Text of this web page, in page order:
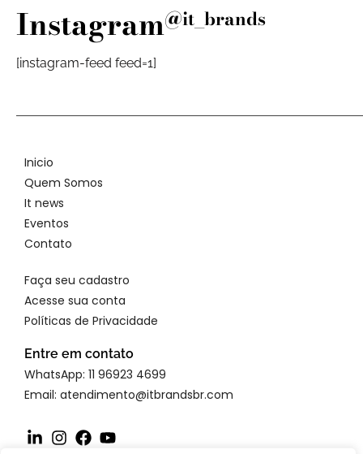
Instagram@it_brands
[instagram-feed feed=1]
Inicio
Quem Somos
It news
Eventos
Contato
Faça seu cadastro
Acesse sua conta
Políticas de Privacidade
Entre em contato
WhatsApp: 11 96923 4699
Email: atendimento@itbrandsbr.com